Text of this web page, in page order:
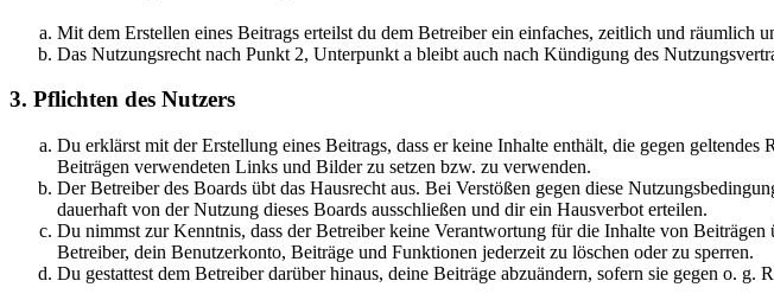
Mit dem Erstellen eines Beitrags erteilst du dem Betreiber ein einfaches, zeitlich und räumlich
Das Nutzungsrecht nach Punkt 2, Unterpunkt a bleibt auch nach Kündigung des
3. Pflichten des Nutzers
Du erklärst mit der Erstellung eines Beitrags, dass er keine Inhalte enthält, die gegen
Beiträgen verwendeten Links und Bilder zu setzen bzw. zu verwenden.
Der Betreiber des Boards übt das Hausrecht aus. Bei Verstößen gegen diese
dauerhaft von der Nutzung dieses Boards ausschließen und dir ein Hausverbot erteilen.
Du nimmst zur Kenntnis, dass der Betreiber keine Verantwortung für die Inhalte von
Betreiber, dein Benutzerkonto, Beiträge und Funktionen jederzeit zu löschen oder zu sperren.
Du gestattest dem Betreiber darüber hinaus, deine Beiträge abzuändern, sofern sie gegen o.